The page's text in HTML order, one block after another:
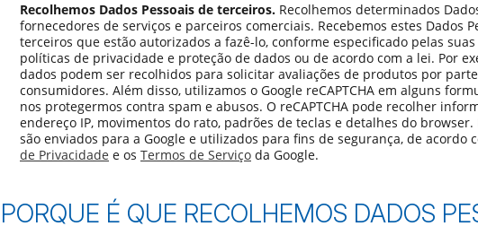
Recolhemos Dados Pessoais de terceiros. Recolhemos determinados
fornecedores de serviços e parceiros comerciais. Recebemos estes Dados
terceiros que estão autorizados a fazê-lo, conforme especificado pelas
políticas de privacidade e proteção de dados ou de acordo com a lei. Por
dados podem ser recolhidos para solicitar avaliações de produtos por
consumidores. Além disso, utilizamos o Google reCAPTCHA em alguns
nos protegermos contra spam e abusos. O reCAPTCHA pode recolher
endereço IP, movimentos do rato, padrões de teclas e detalhes do browser.
são enviados para a Google e utilizados para fins de segurança, de acordo
de Privacidade e os Termos de Serviço da Google.
PORQUE É QUE RECOLHEMOS DADOS